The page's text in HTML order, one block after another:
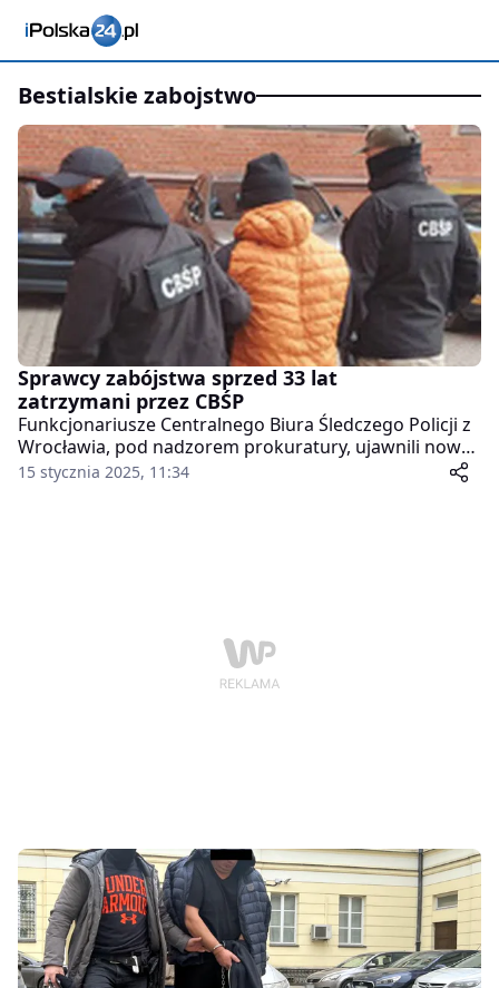
bestialskie zabojstwo
Sprawcy zabójstwa sprzed 33 lat
zatrzymani przez CBŚP
Funkcjonariusze Centralnego Biura Śledczego Policji z
Wrocławia, pod nadzorem prokuratury, ujawnili nowe
fakty w śledztwie dotyczącym brutalnego zabójstwa i
15 stycznia 2025, 11:34